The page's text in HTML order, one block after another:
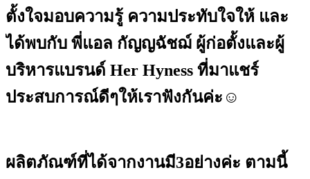
ตั้งใจมอบความรู้ ความประทับใจให้ และ
ได้พบกับ พี่แอล กัญญฉัชฌ์ ผู้ก่อตั้งและผู้
บริหารแบรนด์ Her Hyness ที่มาแชร์
ประสบการณ์ดีๆให้เราฟังกันค่ะ☺️
ผลิตภัณฑ์ที่ได้จากงานมี3อย่างค่ะ ตามนี้